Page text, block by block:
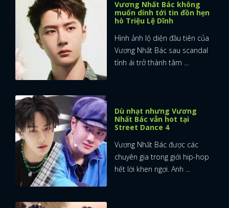
Vương Nhất Bác không
muốn dính tới tin đồn hẹn
hò Triệu Lệ Dĩnh
Hình ảnh lộ diện đầu tiên của
Vương Nhất Bác sau scandal
tình ái trở thành tâm ...
Dù nhạt nhưng Vương
Nhất Bác vẫn hot tại
Street Dance 4
Vương Nhất Bác được các
chuyên gia trong giới hip-hop
hết lời khen ngợi. Anh ...